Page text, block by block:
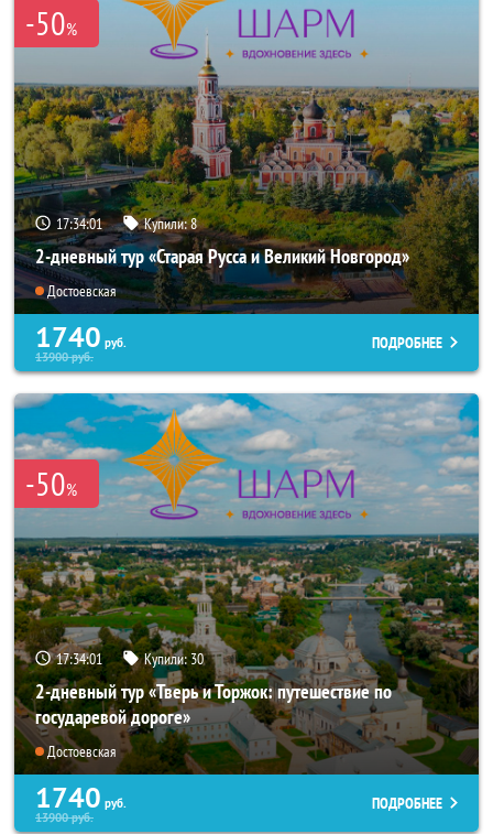
-50%
17:34:00 Купили:8
2-дневный тур «Старая Русса и Великий Новгород»
Достоевская
1740 руб.
13900руб.
ПОДРОБНЕЕ
-50%
17:34:00 Купили:30
2-дневный тур «Тверь и Торжок: путешествие по
государевой дороге»
Достоевская
1740 руб.
13900руб.
ПОДРОБНЕЕ